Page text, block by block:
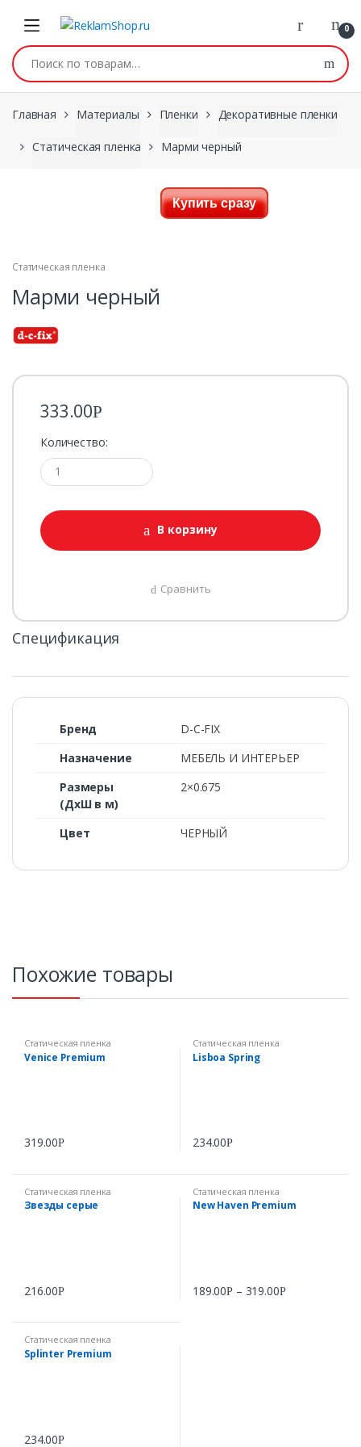
0
Искать:
Главная Материалы Пленки Декоративные пленки
Статическая пленка Марми черный
Купить сразу
Статическая пленка
Марми черный
333.00Р
Количество:
В корзину
Сравнить
Спецификация
Бренд
D-C-FIX
Назначение
МЕБЕЛЬ И ИНТЕРЬЕР
Размеры
(ДхШ в м)
2×0.675
Цвет ЧЕРНЫЙ
Похожие товары
Статическая пленка
Venice Premium
319.00Р
Статическая пленка
Lisboa Spring
234.00Р
Статическая пленка
Звезды серые
216.00Р
Статическая пленка
New Haven Premium
189.00Р – 319.00Р
Статическая пленка
Splinter Premium
234.00Р